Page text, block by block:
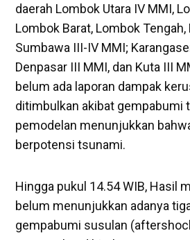
daerah Lombok Utara IV MMI,
Lombok Barat, Lombok Tengah,
Sumbawa III-IV MMI;
Denpasar III MMI, dan Kuta III
belum ada laporan dampak
ditimbulkan akibat gempabumi
pemodelan menunjukkan
berpotensi tsunami.
Hingga pukul 14.54 WIB, Hasil
belum menunjukkan adanya
gempabumi susulan